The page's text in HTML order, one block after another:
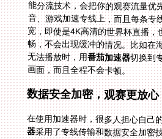
无法播放时，用番茄加速器切换到
画面，而且全程不会卡顿。
数据安全加密，观赛更放心
在使用加速器时，很多人担心自己
器采用了专线传输和数据安全加密
据不会被泄露或者拦截。不管你
播，还是用自己的手机流量，都